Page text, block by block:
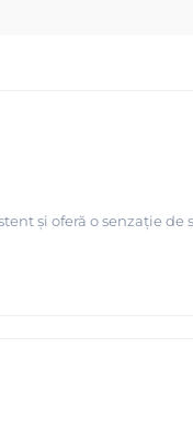
și oferă o senzație de